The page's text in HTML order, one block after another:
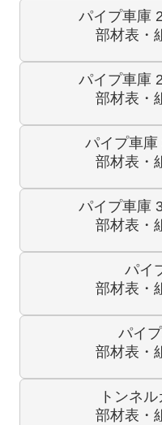
パイプ車庫
部材表・
パイプ車庫
部材表・
パイプ車庫
部材表・
パイプ車庫
部材表・
パイ
部材表・
パイ
部材表・
トンネ
部材表・